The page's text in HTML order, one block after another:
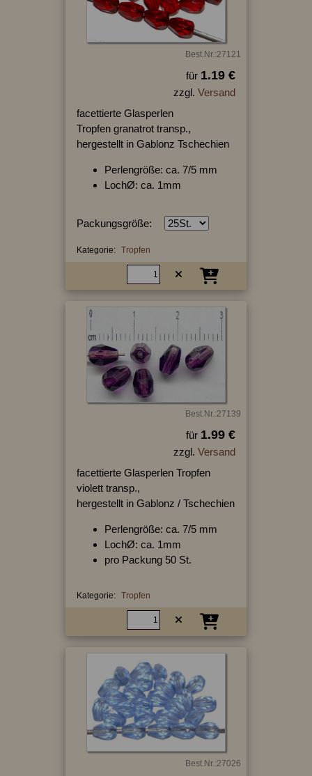
Best.Nr.:27121
für 1.19 €
zzgl. Versand
facettierte Glasperlen
Tropfen granatrot transp.,
hergestellt in Gablonz Tschechien
Perlengröße: ca. 7/5 mm
LochØ: ca. 1mm
Packungsgröße:
Kategorie: Tropfen
Best.Nr.:27139
für 1.99 €
zzgl. Versand
facettierte Glasperlen Tropfen
violett transp.,
hergestellt in Gablonz / Tschechien
Perlengröße: ca. 7/5 mm
LochØ: ca. 1mm
pro Packung 50 St.
Kategorie: Tropfen
Best.Nr.:27026